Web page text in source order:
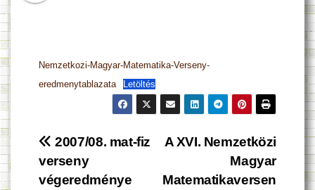
Nemzetkozi-Magyar-Matematika-Verseny-
eredmenytablazata
Letöltés
Bejegyzés
navigáció
A XVI. Nemzetközi
Magyar
Matematikaversen
2007/08. mat-fiz
verseny
végeredménye